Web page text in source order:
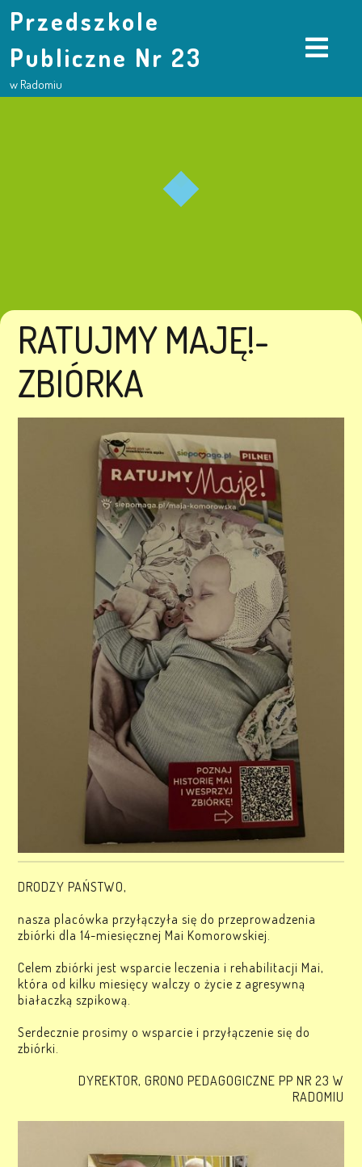
Przedszkole
Publiczne Nr 23
w Radomiu
RATUJMY MAJĘ!-
ZBIÓRKA
DRODZY PAŃSTWO,
nasza placówka przyłączyła się do przeprowadzenia
zbiórki dla 14-miesięcznej Mai Komorowskiej.
Celem zbiórki jest wsparcie leczenia i rehabilitacji Mai,
która od kilku miesięcy walczy o życie z agresywną
białaczką szpikową.
Serdecznie prosimy o wsparcie i przyłączenie się do
zbiórki.
DYREKTOR, GRONO PEDAGOGICZNE PP NR 23 W
RADOMIU